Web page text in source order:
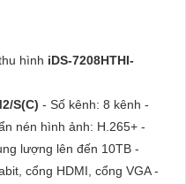
hình iDS-7208HTHI-
S(C) - Số kênh: 8 kênh -
nén hình ảnh: H.265+ -
lượng lên đến 10TB -
cổng HDMI, cổng VGA -